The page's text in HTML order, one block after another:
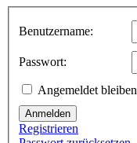
Benutzername:
Passwort:
Angemeldet bleiben
Anmelden
Registrieren